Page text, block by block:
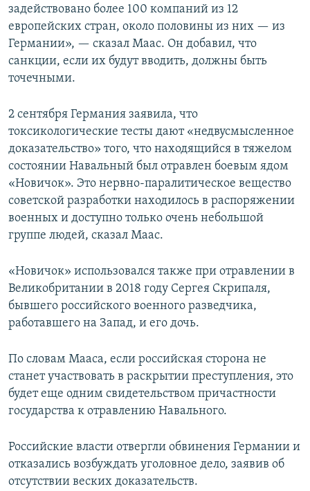
задействовано более 100 компаний из 12
европейских стран, около половины из них — из
Германии», — сказал Маас. Он добавил, что
санкции, если их будут вводить, должны быть
точечными.
2 сентября Германия заявила, что
токсикологические тесты дают «недвусмысленное
доказательство» того, что находящийся в тяжелом
состоянии Навальный был отравлен боевым ядом
«Новичок». Это нервно-паралитическое вещество
советской разработки находилось в распоряжении
военных и доступно только очень небольшой
группе людей, сказал Маас.
«Новичок» использовался также при отравлении в
Великобритании в 2018 году Сергея Скрипаля,
бывшего российского военного разведчика,
работавшего на Запад, и его дочь.
По словам Мааса, если российская сторона не
станет участвовать в раскрытии преступления, это
будет еще одним свидетельством причастности
государства к отравлению Навального.
Российские власти отвергли обвинения Германии и
отказались возбуждать уголовное дело, заявив об
отсутствии веских доказательств.